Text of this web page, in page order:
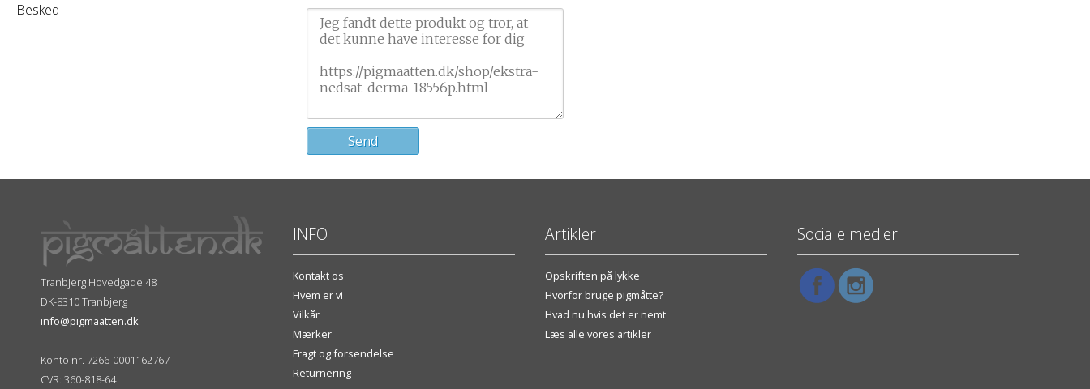
Besked
Tranbjerg Hovedgade 48
DK-8310 Tranbjerg
info@pigmaatten.dk
Konto nr. 7266-0001162767
CVR: 360-818-64
INFO
Kontakt os
Hvem er vi
Vilkår
Mærker
Fragt og forsendelse
Returnering
Artikler
Opskriften på lykke
Hvorfor bruge pigmåtte?
Hvad nu hvis det er nemt
Læs alle vores artikler
Sociale medier